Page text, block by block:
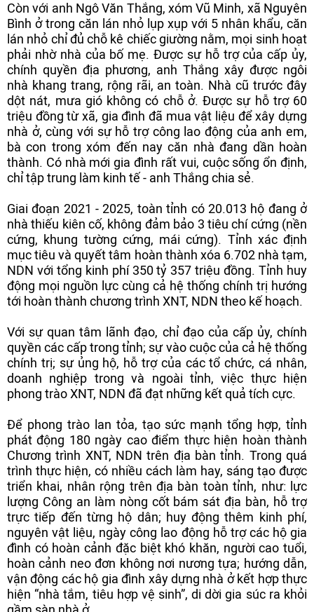
Còn với anh Ngô Văn Thắng, xóm Vũ Minh, xã Nguyên
Bình ở trong căn lán nhỏ lụp xụp với 5 nhân khẩu, căn
lán nhỏ chỉ đủ chỗ kê chiếc giường nằm, mọi sinh hoạt
phải nhờ nhà của bố mẹ. Được sự hỗ trợ của cấp ủy,
chính quyền địa phương, anh Thắng xây được ngôi
nhà khang trang, rộng rãi, an toàn. Nhà cũ trước đây
dột nát, mưa gió không có chỗ ở. Được sự hỗ trợ 60
triệu đồng từ xã, gia đình đã mua vật liệu để xây dựng
nhà ở, cùng với sự hỗ trợ công lao động của anh em,
bà con trong xóm đến nay căn nhà đang dần hoàn
thành. Có nhà mới gia đình rất vui, cuộc sống ổn định,
chỉ tập trung làm kinh tế - anh Thắng chia sẻ.
Giai đoạn 2021 - 2025, toàn tỉnh có 20.013 hộ đang ở
nhà thiếu kiên cố, không đảm bảo 3 tiêu chí cứng (nền
cứng, khung tường cứng, mái cứng). Tỉnh xác định
mục tiêu và quyết tâm hoàn thành xóa 6.702 nhà tạm,
NDN với tổng kinh phí 350 tỷ 357 triệu đồng. Tỉnh huy
động mọi nguồn lực cùng cả hệ thống chính trị hướng
tới hoàn thành chương trình XNT, NDN theo kế hoạch.
Với sự quan tâm lãnh đạo, chỉ đạo của cấp ủy, chính
quyền các cấp trong tỉnh; sự vào cuộc của cả hệ thống
chính trị; sự ủng hộ, hỗ trợ của các tổ chức, cá nhân,
doanh nghiệp trong và ngoài tỉnh, việc thực hiện
phong trào XNT, NDN đã đạt những kết quả tích cực.
Để phong trào lan tỏa, tạo sức mạnh tổng hợp, tỉnh
phát động 180 ngày cao điểm thực hiện hoàn thành
Chương trình XNT, NDN trên địa bàn tỉnh. Trong quá
trình thực hiện, có nhiều cách làm hay, sáng tạo được
triển khai, nhân rộng trên địa bàn toàn tỉnh, như: lực
lượng Công an làm nòng cốt bám sát địa bàn, hỗ trợ
trực tiếp đến từng hộ dân; huy động thêm kinh phí,
nguyên vật liệu, ngày công lao động hỗ trợ các hộ gia
đình có hoàn cảnh đặc biệt khó khăn, người cao tuổi,
hoàn cảnh neo đơn không nơi nương tựa; hướng dẫn,
vận động các hộ gia đình xây dựng nhà ở kết hợp thực
hiện “nhà tắm, tiêu hợp vệ sinh”, di dời gia súc ra khỏi